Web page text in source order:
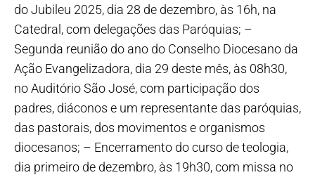
do Jubileu 2025, dia 28 de dezembro, às 16h, na
Catedral, com delegações das Paróquias; –
Segunda reunião do ano do Conselho Diocesano da
Ação Evangelizadora, dia 29 deste mês, às 08h30,
no Auditório São José, com participação dos
padres, diáconos e um representante das paróquias,
das pastorais, dos movimentos e organismos
diocesanos; – Encerramento do curso de teologia,
dia primeiro de dezembro, às 19h30, com missa no